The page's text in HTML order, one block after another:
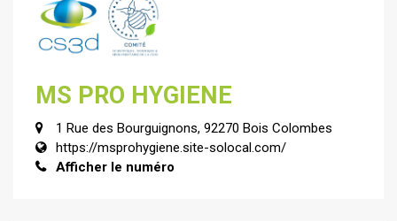
MS PRO HYGIENE
1 Rue des Bourguignons, 92270 Bois Colombes
https://msprohygiene.site-solocal.com/
Afficher le numéro